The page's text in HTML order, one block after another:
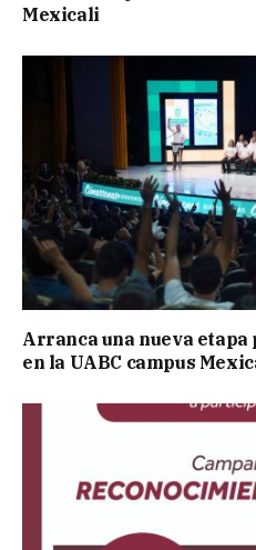
Mexicali
Arranca una nueva etapa
en la UABC campus